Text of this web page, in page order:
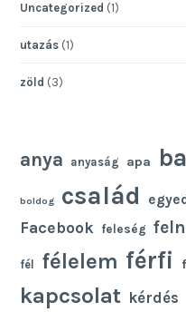
Uncategorized (1)
utazás (1)
zöld (3)
anya anyaság apa
boldog család
Facebook feleség
fél félelem férfi
kapcsolat kérdés